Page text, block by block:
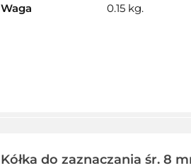
Waga
0.15 kg.
Kółka do zaznaczania śr. 8